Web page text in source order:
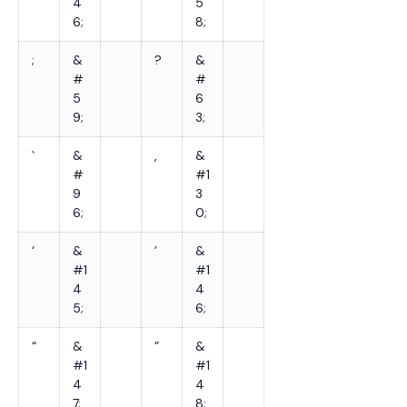
6;
8;
;
&
#
5
9;
?
&
#
6
3;
`
&
#
9
6;
‚
&
#1
3
0;
‘
&
#1
4
5;
’
&
#1
4
6;
“
&
#1
4
7;
”
&
#1
4
8;